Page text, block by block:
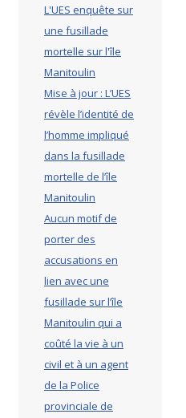
L'UES enquête sur
une fusillade
mortelle sur l'île
Manitoulin
Mise à jour : L’UES
révèle l’identité de
l’homme impliqué
dans la fusillade
mortelle de l’île
Manitoulin
Aucun motif de
porter des
accusations en
lien avec une
fusillade sur l’île
Manitoulin qui a
coûté la vie à un
civil et à un agent
de la Police
provinciale de